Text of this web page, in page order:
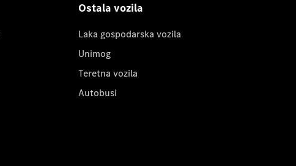
Ostala vozila
Laka gospodarska vozila
Unimog
Teretna vozila
Autobusi